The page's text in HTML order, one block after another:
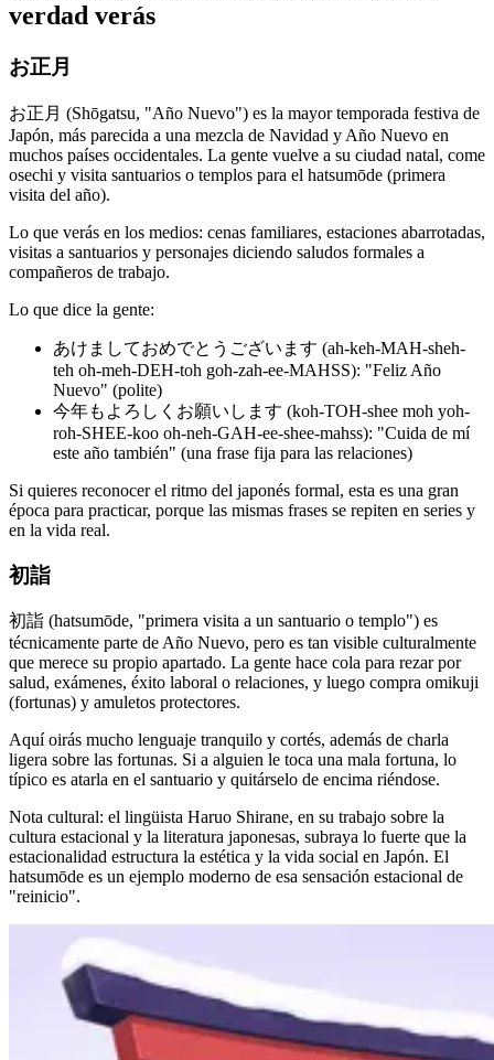
verdad verás
お正月
お正月 (Shōgatsu, "Año Nuevo") es la mayor temporada festiva de
Japón, más parecida a una mezcla de Navidad y Año Nuevo en
muchos países occidentales. La gente vuelve a su ciudad natal, come
osechi y visita santuarios o templos para el hatsumōde (primera
visita del año).
Lo que verás en los medios: cenas familiares, estaciones abarrotadas,
visitas a santuarios y personajes diciendo saludos formales a
compañeros de trabajo.
Lo que dice la gente:
あけましておめでとうございます (ah-keh-MAH-sheh-
teh oh-meh-DEH-toh goh-zah-ee-MAHSS): "Feliz Año
Nuevo" (polite)
今年もよろしくお願いします (koh-TOH-shee moh yoh-
roh-SHEE-koo oh-neh-GAH-ee-shee-mahss): "Cuida de mí
este año también" (una frase fija para las relaciones)
Si quieres reconocer el ritmo del japonés formal, esta es una gran
época para practicar, porque las mismas frases se repiten en series y
en la vida real.
初詣
初詣 (hatsumōde, "primera visita a un santuario o templo") es
técnicamente parte de Año Nuevo, pero es tan visible culturalmente
que merece su propio apartado. La gente hace cola para rezar por
salud, exámenes, éxito laboral o relaciones, y luego compra omikuji
(fortunas) y amuletos protectores.
Aquí oirás mucho lenguaje tranquilo y cortés, además de charla
ligera sobre las fortunas. Si a alguien le toca una mala fortuna, lo
típico es atarla en el santuario y quitárselo de encima riéndose.
Nota cultural: el lingüista Haruo Shirane, en su trabajo sobre la
cultura estacional y la literatura japonesas, subraya lo fuerte que la
estacionalidad estructura la estética y la vida social en Japón. El
hatsumōde es un ejemplo moderno de esa sensación estacional de
"reinicio".